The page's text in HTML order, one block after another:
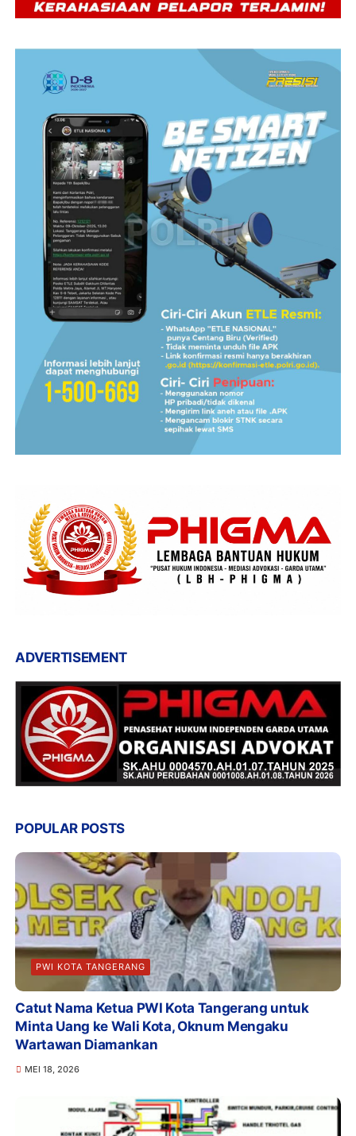
ADVERTISEMENT
POPULAR POSTS
PWI KOTA TANGERANG
Catut Nama Ketua PWI Kota Tangerang untuk
Minta Uang ke Wali Kota, Oknum Mengaku
Wartawan Diamankan
MEI 18, 2026